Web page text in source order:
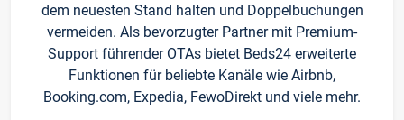
dem neuesten Stand halten und Doppelbuchungen
vermeiden. Als bevorzugter Partner mit Premium-
Support führender OTAs bietet Beds24 erweiterte
Funktionen für beliebte Kanäle wie Airbnb,
Booking.com, Expedia, FewoDirekt und viele mehr.